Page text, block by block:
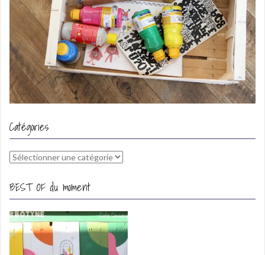
Catégories
Catégories
BEST OF du moment